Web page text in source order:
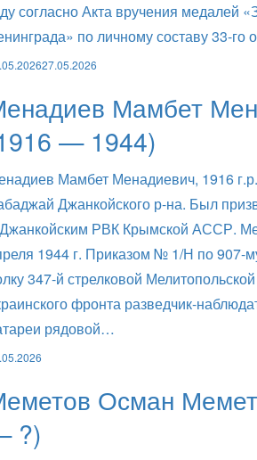
согласно Акта вручения медалей
по личному составу 33-го
27.05.2026
Мамбет
— 1944)
Мамбет Менадиевич, 1916
Джанкойского р-на. Был
РВК Крымской АССР.
1944 г. Приказом № 1/Н по 907-
347-й стрелковой
фронта разведчик-
рядовой…
Осман
?)